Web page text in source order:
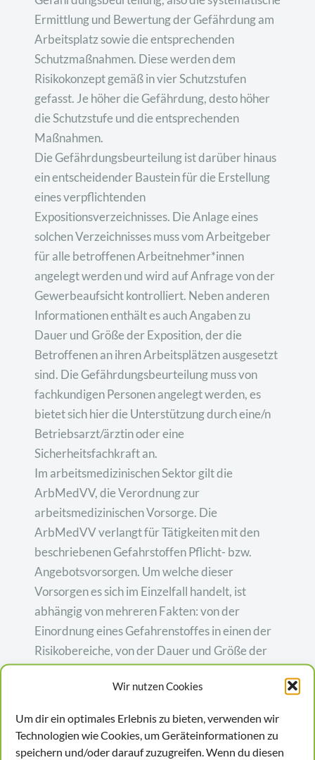
Wir nutzen Cookies
Um dir ein optimales Erlebnis zu bieten, verwenden wir
Technologien wie Cookies, um Geräteinformationen zu
speichern und/oder darauf zuzugreifen. Wenn du diesen
Ermittlung und Bewertung der Gefährdung am
Arbeitsplatz sowie die entsprechenden
Schutzmaßnahmen. Diese werden dem
Risikokonzept gemäß in vier Schutzstufen
gefasst. Je höher die Gefährdung, desto höher
die Schutzstufe und die entsprechenden
Maßnahmen.
Die Gefährdungsbeurteilung ist darüber hinaus
ein entscheidender Baustein für die Erstellung
eines verpflichtenden
Expositionsverzeichnisses. Die Anlage eines
solchen Verzeichnisses muss vom Arbeitgeber
für alle betroffenen Arbeitnehmer*innen
angelegt werden und wird auf Anfrage von der
Gewerbeaufsicht kontrolliert. Neben anderen
Informationen enthält es auch Angaben zu
Dauer und Größe der Exposition, der die
Betroffenen an ihren Arbeitsplätzen ausgesetzt
sind. Die Gefährdungsbeurteilung muss von
fachkundigen Personen angelegt werden, es
bietet sich hier die Unterstützung durch eine/n
Betriebsarzt/ärztin oder eine
Sicherheitsfachkraft an.
Im arbeitsmedizinischen Sektor gilt die
ArbMedVV, die Verordnung zur
arbeitsmedizinischen Vorsorge. Die
ArbMedVV verlangt für Tätigkeiten mit den
beschriebenen Gefahrstoffen Pflicht- bzw.
Angebotsvorsorgen. Um welche dieser
Vorsorgen es sich im Einzelfall handelt, ist
abhängig von mehreren Fakten: von der
Einordnung eines Gefahrenstoffes in einen der
Risikobereiche, von der Dauer und Größe der
Exposition, von der Art der Arbeitstätigkeit,
vom direkten Hautkontakt mit dem fraglichen
Arbeitsplatzgrenzwert.
Bei der Vorsorge „Krebserzeugende und